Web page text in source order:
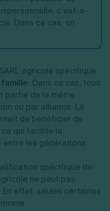
c’est-à-
Dans ce cas, on
agricole spécifique
. Dans ce cas, tous
partie de la même
ou par alliance. La
de bénéficier de
qui facilite la
entre les générations.
spécifique de
ne peut pas
effet, seules certaines
: